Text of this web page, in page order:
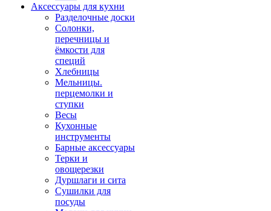
Аксессуары для кухни
Разделочные доски
Солонки,
перечницы и
ёмкости для
специй
Хлебницы
Мельницы.
перцемолки и
ступки
Весы
Кухонные
инструменты
Барные аксессуары
Терки и
овощерезки
Дуршлаги и сита
Сушилки для
посуды